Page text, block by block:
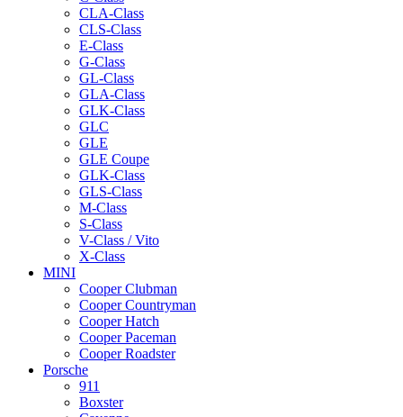
CLA-Class
CLS-Class
E-Class
G-Class
GL-Class
GLA-Class
GLK-Class
GLC
GLE
GLE Coupe
GLK-Class
GLS-Class
M-Class
S-Class
V-Class / Vito
X-Class
MINI
Cooper Clubman
Cooper Countryman
Cooper Hatch
Cooper Paceman
Cooper Roadster
Porsche
911
Boxster